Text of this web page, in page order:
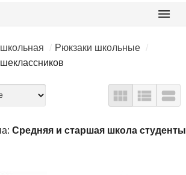

Рюкзаки школьные
  
Средняя и старшая школа студенты